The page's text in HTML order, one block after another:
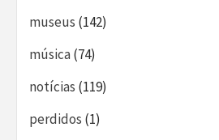
museus (142)
música(74)
notícias (119)
perdidos (1)